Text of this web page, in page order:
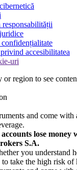
responsabilității
accesibilitatea
uri
or region to see
and come
lose money
S.A.
you understand
take the high risk of